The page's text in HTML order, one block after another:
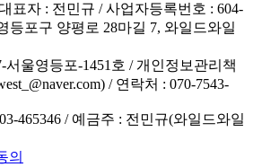
표자 : 전민규 / 사업자등록번호 : 604-
등포구 양평로 28마길 7, 와일드와일
서울영등포-1451호 / 개인정보관리책
/ 연락처 : 070-7543-
465346 / 예금주 : 전민규(와일드와일
의